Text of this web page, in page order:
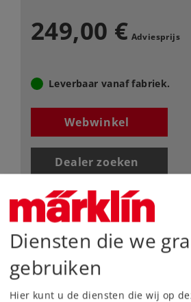
249,00 € Adviesprijs
Leverbaar vanaf fabriek.
Webwinkel
Dealer zoeken
Downloads
Onderdelen bestellen
Diensten die we
gebruiken
Hier kunt u de diensten die wij op